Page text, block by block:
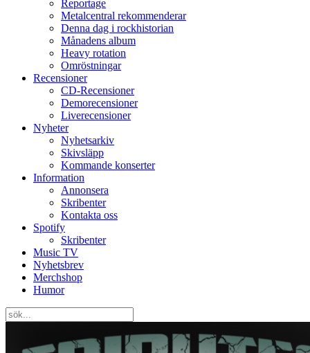
Reportage
Metalcentral rekommenderar
Denna dag i rockhistorian
Månadens album
Heavy rotation
Omröstningar
Recensioner
CD-Recensioner
Demorecensioner
Liverecensioner
Nyheter
Nyhetsarkiv
Skivsläpp
Kommande konserter
Information
Annonsera
Skribenter
Kontakta oss
Spotify
Skribenter
Music TV
Nyhetsbrev
Merchshop
Humor